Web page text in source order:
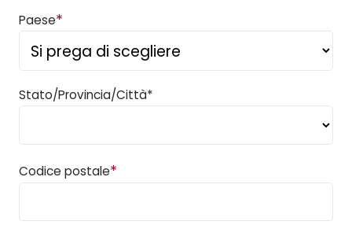
Paese*
Stato/Provincia/Città*
Codice postale*